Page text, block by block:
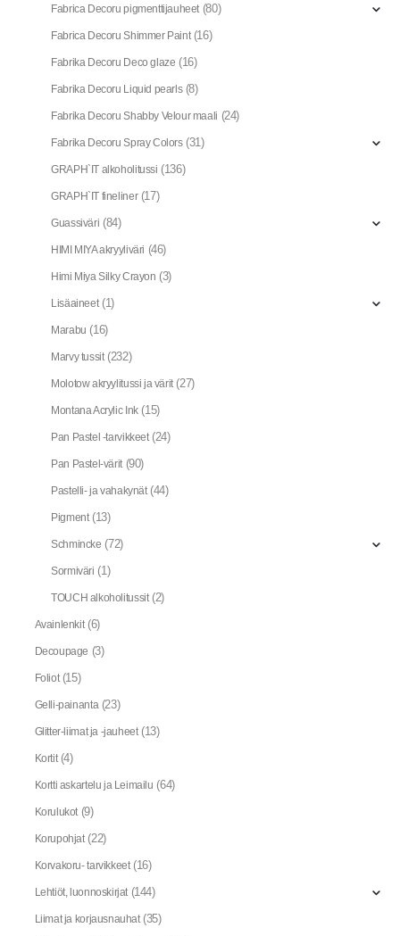
Fabrica Decoru pigmenttijauheet (80)
Fabrica Decoru Shimmer Paint (16)
Fabrika Decoru Deco glaze (16)
Fabrika Decoru Liquid pearls (8)
Fabrika Decoru Shabby Velour maali (24)
Fabrika Decoru Spray Colors (31)
GRAPH`IT alkoholitussi (136)
GRAPH`IT fineliner (17)
Guassiväri (84)
HIMI MIYA akryyliväri (46)
Himi Miya Silky Crayon (3)
Lisäaineet (1)
Marabu (16)
Marvy tussit (232)
Molotow akryylitussi ja värit (27)
Montana Acrylic Ink (15)
Pan Pastel -tarvikkeet (24)
Pan Pastel-värit (90)
Pastelli- ja vahakynät (44)
Pigment (13)
Schmincke (72)
Sormiväri (1)
TOUCH alkoholitussit (2)
Avainlenkit (6)
Decoupage (3)
Foliot (15)
Gelli-painanta (23)
Glitter-liimat ja -jauheet (13)
Kortit (4)
Kortti askartelu ja Leimailu (64)
Korulukot (9)
Korupohjat (22)
Korvakoru- tarvikkeet (16)
Lehtiöt, luonnoskirjat (144)
Liimat ja korjausnauhat (35)